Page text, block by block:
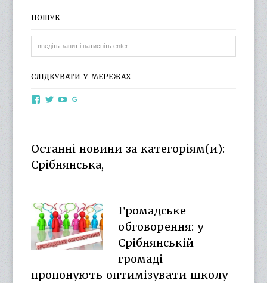
ПОШУК
СЛІДКУВАТИ У МЕРЕЖАХ
ViewViewView
YouTube
Останні новини за категоріям(и):
Срібнянська,
Громадське
обговорення: у
Срібнянській
громаді
пропонують оптимізувати школу